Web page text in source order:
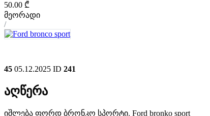
50.00 ₾
მეორადი
/
45 05.12.2025 ID 241
აღწერა
იშლება ფორდ ბრონკო სპორტი. Ford bronko sport